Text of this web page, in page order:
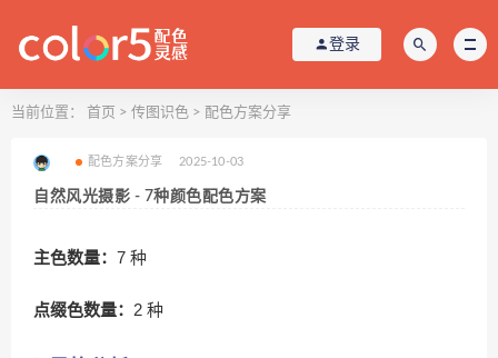
登录
当前位置： 首页 > 传图识色 > 配色方案分享
配色方案分享 2025-10-03
自然风光摄影 - 7种颜色配色方案
主色数量： 7 种
点缀色数量： 2 种